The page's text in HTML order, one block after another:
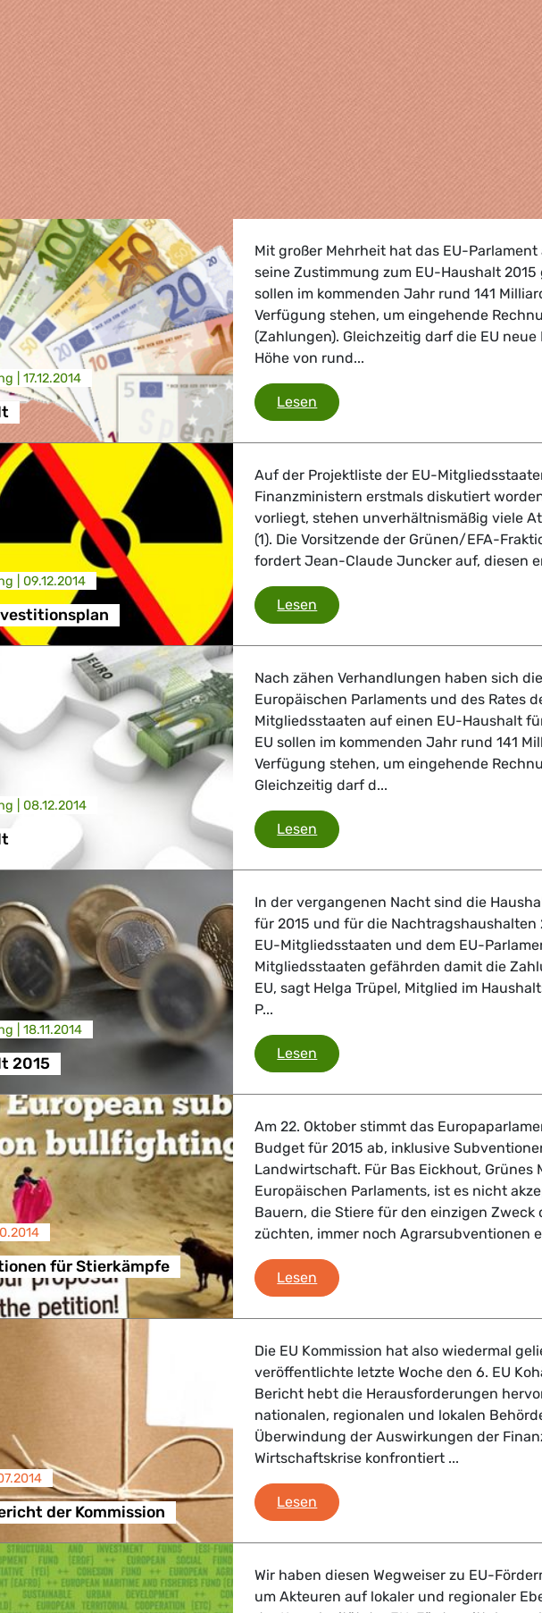
Digitales & Kultur
Verbraucherschutz
Sicherheit, Migration, Entwicklung
| 17.12.2014
Mit großer Mehrheit hat das EU-
seine Zustimmung zum EU-Haushalt 2015
sollen im kommenden Jahr rund 141
Verfügung stehen, um eingehende
(Zahlungen). Gleichzeitig darf die EU neue
Höhe von rund...
Lesen EU-Haushalt
| 09.12.2014
Auf der Projektliste der EU-
Finanzministern erstmals diskutiert
vorliegt, stehen unverhältnismäßig viele
(1). Die Vorsitzende der Grünen/EFA-
fordert Jean-Claude Juncker auf, diesen
Lesen Junckers Investitionsplan
| 08.12.2014
Nach zähen Verhandlungen haben sich
Europäischen Parlaments und des Rates
Mitgliedsstaaten auf einen EU-Haushalt
EU sollen im kommenden Jahr rund 141
Verfügung stehen, um eingehende
Gleichzeitig darf d...
Lesen EU-Haushalt
| 18.11.2014
2015
In der vergangenen Nacht sind die
für 2015 und für die Nachtragshaushalten
EU-Mitgliedsstaaten und dem EU-
Mitgliedsstaaten gefährden damit die
EU, sagt Helga Trüpel, Mitglied im
P...
Lesen EU-Haushalt 2015
für Stierkämpfe
Am 22. Oktober stimmt das
Budget für 2015 ab, inklusive
Landwirtschaft. Für Bas Eickhout, Grünes
Europäischen Parlaments, ist es nicht
Bauern, die Stiere für den einzigen Zweck
züchten, immer noch Agrarsubventionen
Lesen EU-Subventionen für
der Kommission
Die EU Kommission hat also wiedermal
veröffentlichte letzte Woche den 6. EU
Bericht hebt die Herausforderungen
nationalen, regionalen und lokalen
Überwindung der Auswirkungen der
Wirtschaftskrise konfrontiert ...
Lesen Kohäsionsbericht der Kommission
Wir haben diesen Wegweiser zu EU-
um Akteuren auf lokaler und regionaler